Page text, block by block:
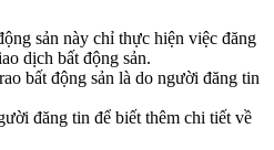
sản này chỉ thực hiện việc đăng
dịch bất động sản.
bất động sản là do người đăng tin
đăng tin để biết thêm chi tiết về